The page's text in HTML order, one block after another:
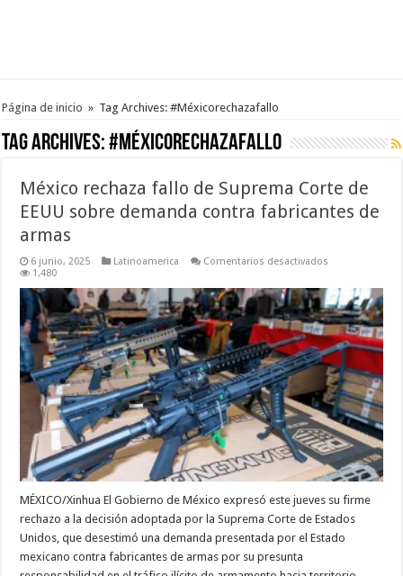
Página de inicio » Tag Archives: #Méxicorechazafallo
Tag Archives:#Méxicorechazafallo
México rechaza fallo de Suprema Corte de
EEUU sobre demanda contra fabricantes de
armas
6 junio, 2025 Latinoamerica Comentarios desactivados
fallo
de
Suprema
Corte
de
EEUU
sobre
demanda
contra
fabricantes
de
armas
1,480
MÉXICO/Xinhua El Gobierno de México expresó este jueves su firme
rechazo a la decisión adoptada por la Suprema Corte de Estados
Unidos, que desestimó una demanda presentada por el Estado
mexicano contra fabricantes de armas por su presunta